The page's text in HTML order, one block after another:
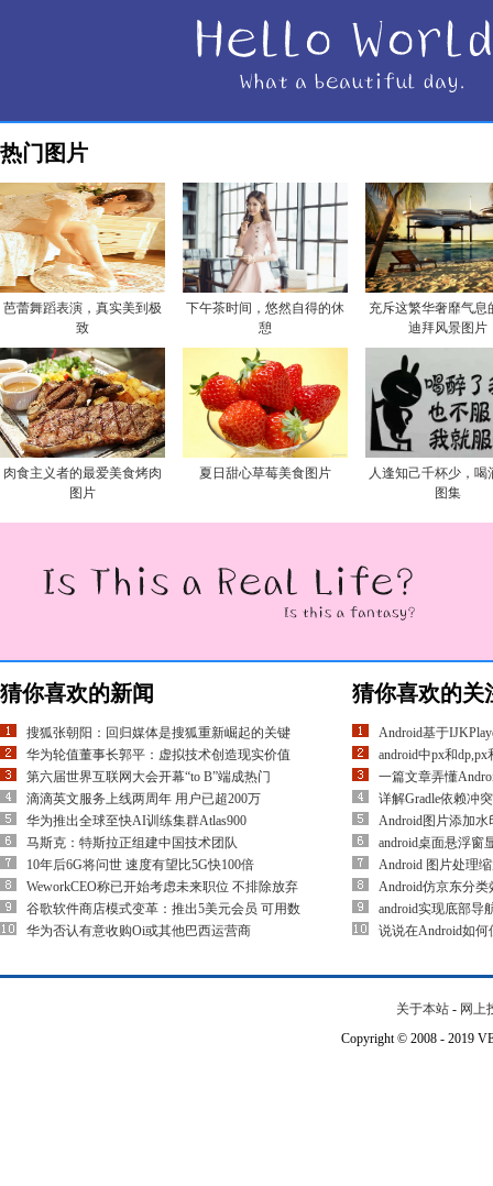
热门图片
芭蕾舞蹈表演，真实美到极
致
下午茶时间，悠然自得的休
憩
充斥这繁华奢靡气息
迪拜风景图片
肉食主义者的最爱美食烤肉
图片
夏日甜心草莓美食图片
人逢知己千杯少，喝
图集
猜你喜欢的新闻
搜狐张朝阳：回归媒体是搜狐重新崛起的关键
华为轮值董事长郭平：虚拟技术创造现实价值
第六届世界互联网大会开幕“to B”端成热门
滴滴英文服务上线两周年 用户已超200万
华为推出全球至快AI训练集群Atlas900
马斯克：特斯拉正组建中国技术团队
10年后6G将问世 速度有望比5G快100倍
WeworkCEO称已开始考虑未来职位 不排除放弃
谷歌软件商店模式变革：推出5美元会员 可用数
华为否认有意收购Oi或其他巴西运营商
猜你喜欢的关
Android基于
android中px和
一篇文章弄懂
详解Gradle依赖冲
Android图片添加
android桌面悬浮窗
Android 图片处理
Android仿京东分类
android实现底部导
说说在Android如何
关于本站 - 网上
Copyright © 2008 - 2019